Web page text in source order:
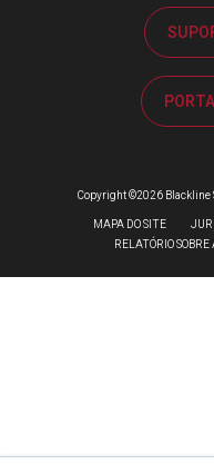
Copyright ©2026 Blackline
MAPA DO SITE
RELATÓRIO